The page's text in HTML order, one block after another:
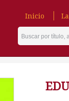
Inicio